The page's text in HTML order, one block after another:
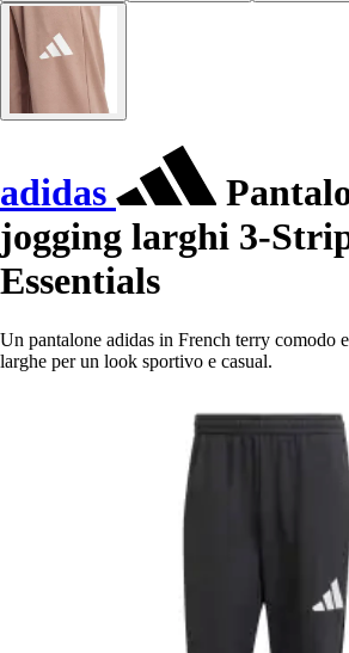
adidas
jogging larghi 3-
Essentials
Un pantalone adidas in French terry comodo
larghe per un look sportivo e casual.